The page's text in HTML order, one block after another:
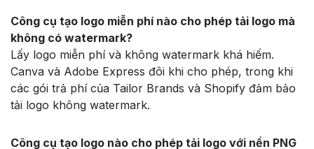
Công cụ tạo logo miễn phí nào cho phép tải logo mà
không có watermark?
Lấy logo miễn phí và không watermark khá hiếm.
Canva và Adobe Express đôi khi cho phép, trong khi
các gói trả phí của Tailor Brands và Shopify đảm bảo
tải logo không watermark.
Công cụ tạo logo nào cho phép tải logo với nền PNG